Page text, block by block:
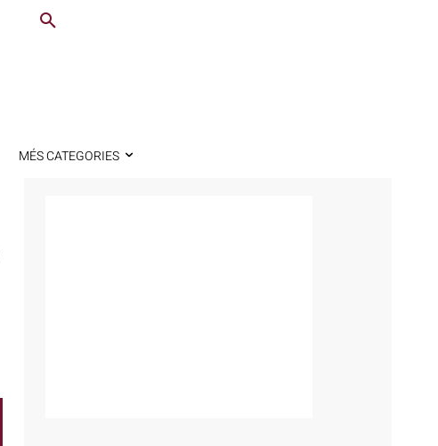
MÉS CATEGORIES